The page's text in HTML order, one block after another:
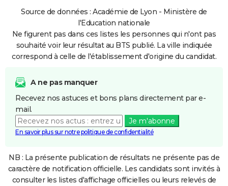
Source de données : Académie de Lyon - Ministère de
l'Education nationale
Ne figurent pas dans ces listes les personnes qui n'ont pas
souhaité voir leur résultat au BTS publié. La ville indiquée
correspond à celle de l'établissement d'origine du candidat.
A ne pas manquer
Recevez nos astuces et bons plans directement par e-
mail.
Je m'abonne
En savoir plus sur notre politique de confidentialité
NB : La présente publication de résultats ne présente pas de
caractère de notification officielle. Les candidats sont invités à
consulter les listes d'affichage officielles ou leurs relevés de